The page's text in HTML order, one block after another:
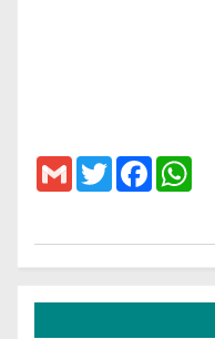
GmailTwitter
FacebookWhatsApp